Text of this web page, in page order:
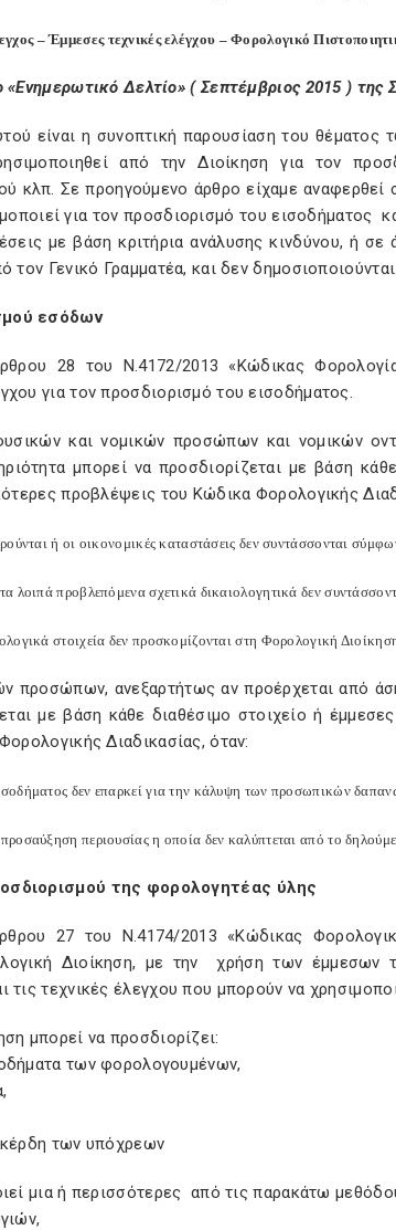
– Έμμεσες τεχνικές ελέγχου – Φορολογικό
«Ενημερωτικό Δελτίο» ( Σεπτέμβριος 2015 ) της
είναι η συνοπτική παρουσίαση του θέματος
από την Διοίκηση για τον
κλπ. Σε προηγούμενο άρθρο είχαμε αναφερθεί
για τον προσδιορισμό του εισοδήματος
με βάση κριτήρια ανάλυσης κινδύνου, ή
τον Γενικό Γραμματέα, και δεν δημοσιοποιούνται.
εσόδων
28 του Ν.4172/2013 «Κώδικας
για τον προσδιορισμό του εισοδήματος.
και νομικών προσώπων και νομικών
μπορεί να προσδιορίζεται με βάση
προβλέψεις του Κώδικα Φορολογικής
ή οι οικονομικές καταστάσεις δεν συντάσσονται
λοιπά προβλεπόμενα σχετικά δικαιολογητικά δεν
στοιχεία δεν προσκομίζονται στη Φορολογική
προσώπων, ανεξαρτήτως αν προέρχεται από
με βάση κάθε διαθέσιμο στοιχείο ή
Διαδικασίας, όταν:
δεν επαρκεί για την κάλυψη των προσωπικών
περιουσίας η οποία δεν καλύπτεται από το
της φορολογητέας ύλης
27 του Ν.4174/2013 «Κώδικας
Διοίκηση, με την χρήση των έμμεσων
τις τεχνικές έλεγχου που μπορούν να
μπορεί να προσδιορίζει:
των φορολογουμένων,
των υπόχρεων
μια ή περισσότερες από τις παρακάτω